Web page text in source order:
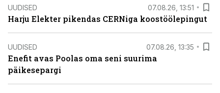
UUDISED 07.08.26, 13:51
Harju Elekter pikendas CERNiga koostöölepingut
UUDISED 07.08.26, 13:35
Enefit avas Poolas oma seni suurima
päikesepargi